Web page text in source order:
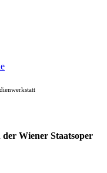
Wiener Staatsoper